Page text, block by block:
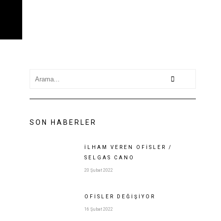
SON HABERLER
İLHAM VEREN OFISLER /
SELGAS CANO
20 Şubat 2022
OFISLER DEĞIŞIYOR
16 Şubat 2022